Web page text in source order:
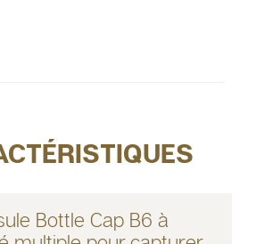
Bottle Cap B6 à